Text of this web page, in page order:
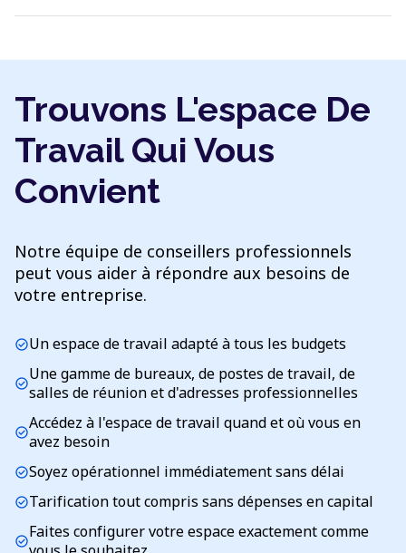
Trouvons L'espace De
Travail Qui Vous
Convient
Notre équipe de conseillers professionnels
peut vous aider à répondre aux besoins de
votre entreprise.
check_circleUn espace de travail adapté à tous les budgets
check_circleUne gamme de bureaux, de postes de travail, de
salles de réunion et d'adresses professionnelles
check_circleAccédez à l'espace de travail quand et où vous en
avez besoin
check_circleSoyez opérationnel immédiatement sans délai
check_circleTarification tout compris sans dépenses en capital
check_circleFaites configurer votre espace exactement comme